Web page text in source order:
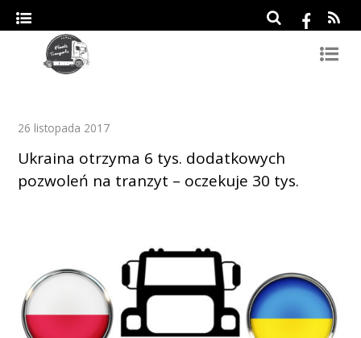
26 listopada 2017
Ukraina otrzyma 6 tys. dodatkowych
pozwoleń na tranzyt – oczekuje 30 tys.